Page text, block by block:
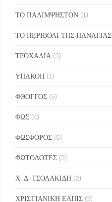
ΤΟ ΠΑΛΙΜΨΗΣΤΟΝ (1)
ΤΟ ΠΕΡΙΒΟΛΙ ΤΗΣ ΠΑΝΑΓΙΑΣ
ΤΡΟΧΑΛΙΑ (3)
ΥΠΑΚΟΗ (1)
ΦΘΟΓΓΟΣ (5)
ΦΩΣ (4)
ΦΩΣΦΟΡΟΣ (5)
ΦΩΤΟΔΟΤΕΣ (3)
Χ. Δ. ΤΣΟΛΑΚΙΔΗ (2)
ΧΡΙΣΤΙΑΝΙΚΗ ΕΛΠΙΣ (3)